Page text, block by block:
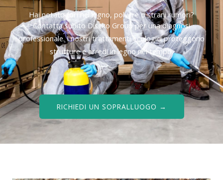
Hai notato fori nel legno, polvere o strani rumori?
Contatta subito Diseko Group per una diagnosi
professionale. I nostri trattamenti ecologici proteggono
strutture e arredi in legno nel tempo.
RICHIEDI UN SOPRALLUOGO →